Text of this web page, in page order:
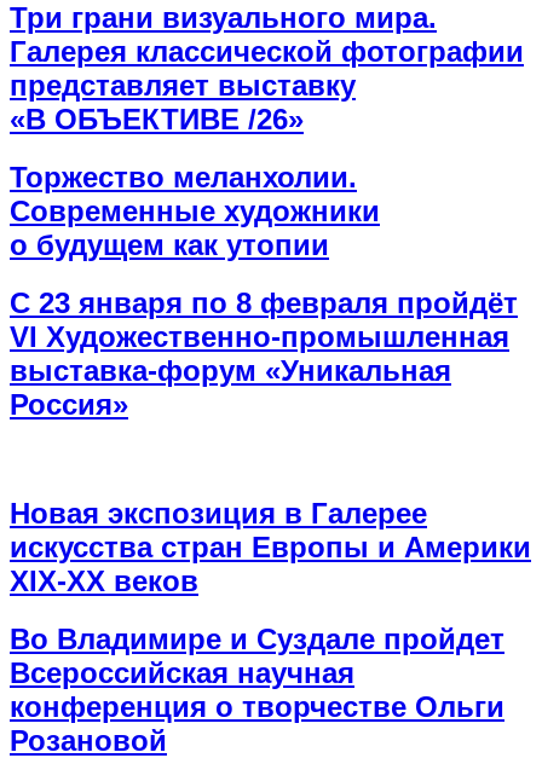
Три грани визуального мира.
Галерея классической фотографии
представляет выставку
«В ОБЪЕКТИВЕ /26»
Торжество меланхолии.
Современные художники
о будущем как утопии
С 23 января по 8 февраля пройдёт
VI Художественно-промышленная
выставка-форум «Уникальная
Россия»
Новая экспозиция в Галерее
искусства стран Европы и Америки
XIX-XX веков
Во Владимире и Суздале пройдет
Всероссийская научная
конференция о творчестве Ольги
Розановой